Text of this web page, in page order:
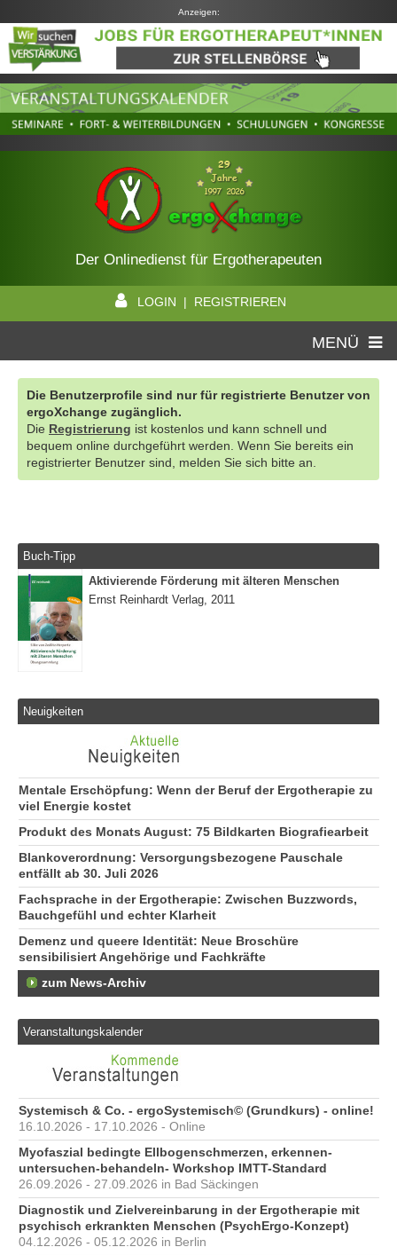
Anzeigen:
Der Onlinedienst für Ergotherapeuten
LOGIN | REGISTRIEREN
MENÜ
Die Benutzerprofile sind nur für registrierte Benutzer von
ergoXchange zugänglich.
Die Registrierung ist kostenlos und kann schnell und
bequem online durchgeführt werden. Wenn Sie bereits ein
registrierter Benutzer sind, melden Sie sich bitte an.
Buch-Tipp
Aktivierende Förderung mit älteren Menschen
Ernst Reinhardt Verlag, 2011
Neuigkeiten
Mentale Erschöpfung: Wenn der Beruf der Ergotherapie zu
viel Energie kostet
Produkt des Monats August: 75 Bildkarten Biografiearbeit
Blankoverordnung: Versorgungsbezogene Pauschale
entfällt ab 30. Juli 2026
Fachsprache in der Ergotherapie: Zwischen Buzzwords,
Bauchgefühl und echter Klarheit
Demenz und queere Identität: Neue Broschüre
sensibilisiert Angehörige und Fachkräfte
zum News-Archiv
Veranstaltungskalender
Systemisch & Co. - ergoSystemisch© (Grundkurs) - online!
16.10.2026 - 17.10.2026 - Online
Myofaszial bedingte Ellbogenschmerzen, erkennen-
untersuchen-behandeln- Workshop IMTT-Standard
26.09.2026 - 27.09.2026 in Bad Säckingen
Diagnostik und Zielvereinbarung in der Ergotherapie mit
psychisch erkrankten Menschen (PsychErgo-Konzept)
04.12.2026 - 05.12.2026 in Berlin